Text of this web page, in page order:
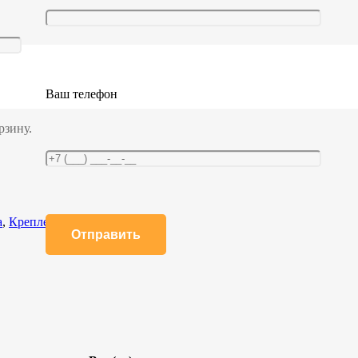
Ваш телефон
, Крепление груза в фургоне